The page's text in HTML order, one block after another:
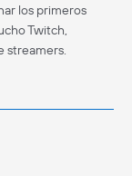
los primeros
Twitch,
streamers.